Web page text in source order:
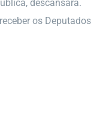
descansará.
os Deputados